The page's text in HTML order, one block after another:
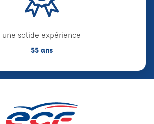
une solide expérience
55 ans